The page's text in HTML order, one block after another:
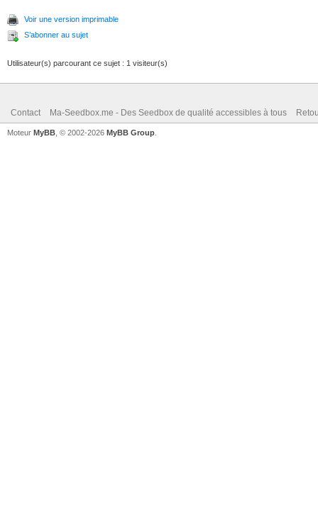
Voir une version imprimable
S’abonner au sujet
Utilisateur(s) parcourant ce sujet : 1 visiteur(s)
Contact Ma-Seedbox.me - Des Seedbox de qualité accessibles à tous
Moteur MyBB , © 2002-2026 MyBB Group